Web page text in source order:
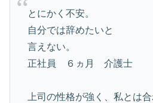
とにかく不安。
自分では辞めたいと
言えない。
正社員 ６ヵ月 介護士
上司の性格が強く、私とは